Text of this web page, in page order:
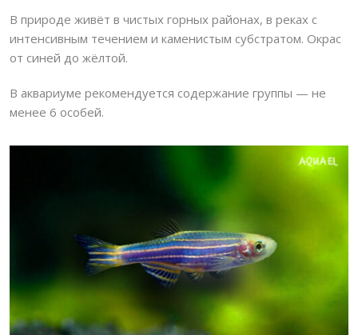
В природе живёт в чистых горных районах, в реках с
интенсивным течением и каменистым субстратом. Окрас
от синей до жёлтой.
В аквариуме рекомендуется содержание группы — не
менее 6 особей.